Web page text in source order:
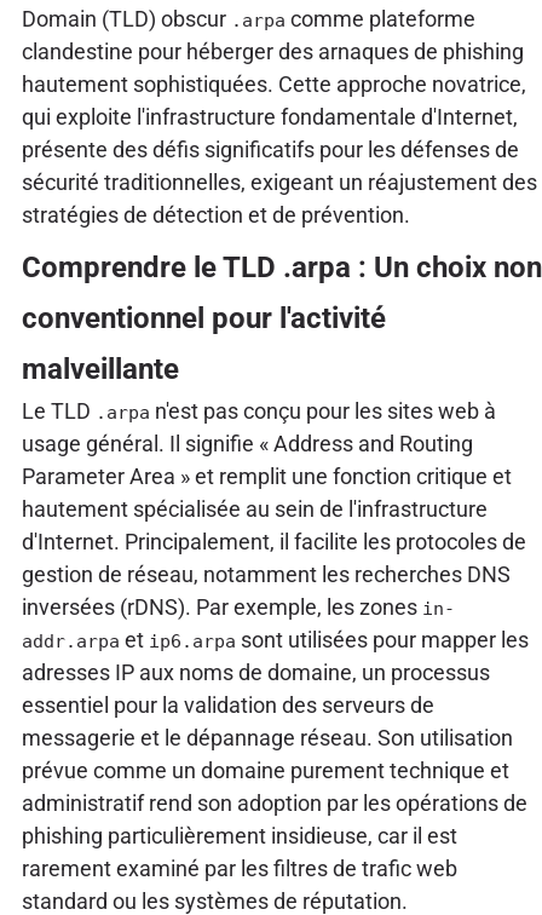
Domain (TLD) obscur .arpa comme plateforme
clandestine pour héberger des arnaques de phishing
hautement sophistiquées. Cette approche novatrice,
qui exploite l'infrastructure fondamentale d'Internet,
présente des défis significatifs pour les défenses de
sécurité traditionnelles, exigeant un réajustement des
stratégies de détection et de prévention.
Comprendre le TLD .arpa : Un choix non
conventionnel pour l'activité
malveillante
Le TLD .arpa n'est pas conçu pour les sites web à
usage général. Il signifie « Address and Routing
Parameter Area » et remplit une fonction critique et
hautement spécialisée au sein de l'infrastructure
d'Internet. Principalement, il facilite les protocoles de
gestion de réseau, notamment les recherches DNS
inversées (rDNS). Par exemple, les zones in-
addr.arpa et ip6.arpa sont utilisées pour mapper les
adresses IP aux noms de domaine, un processus
essentiel pour la validation des serveurs de
messagerie et le dépannage réseau. Son utilisation
prévue comme un domaine purement technique et
administratif rend son adoption par les opérations de
phishing particulièrement insidieuse, car il est
rarement examiné par les filtres de trafic web
standard ou les systèmes de réputation.